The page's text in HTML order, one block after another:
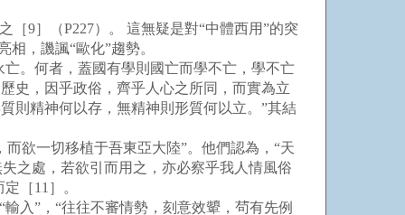
9］（P227）。 這無疑是對“中體西用”的突
，譏諷“歐化”趨勢。
。何者，蓋國有學則國亡而學不亡，學不亡
史，因乎政俗，齊乎人心之所同，而實為立
則精神何以存，無精神則形質何以立。”其結
欲一切移植于吾東亞大陸”。他們認為，“天
之處，若欲引而用之，亦必察乎我人情風俗
［11］。
入”，“往往不審情勢，刻意效顰，茍有先例